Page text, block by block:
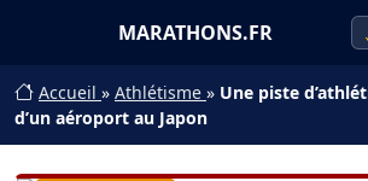
MARATHONS.FR
Accueil » Athlétisme » Une piste
d’un aéroport au Japon